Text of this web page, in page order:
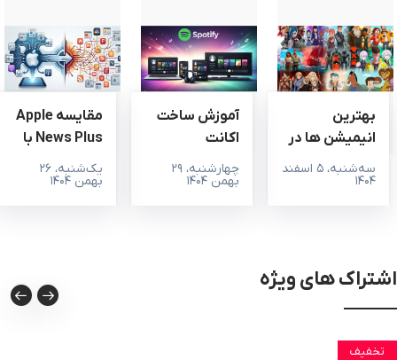
بهترین
انیمیشن‌ ها در
راهنمای جامع
سه‌شنبه، ۵ اسفند
۱۴۰۴
آموزش ساخت
اکانت
اسپاتیفای
دستگاه های
چهارشنبه، ۲۹
بهمن ۱۴۰۴
مقایسه Apple
News Plus با
سرویس‌های
مشابه خبری /
یک‌شنبه، ۲۶
بهمن ۱۴۰۴
اشتراک های ویژه
تخفیف